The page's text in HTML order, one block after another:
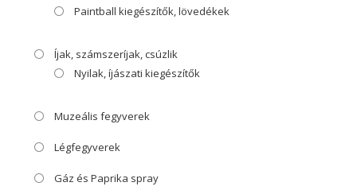
Paintball kiegészítők, lövedékek
Íjak, számszeríjak, csúzlik
Nyilak, íjászati kiegészítők
Muzeális fegyverek
Légfegyverek
Gáz és Paprika spray